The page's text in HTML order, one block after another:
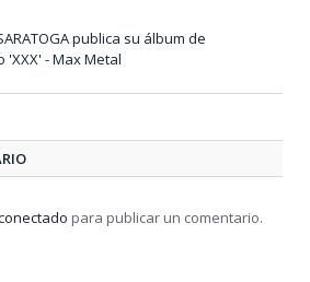
publica su álbum de
'XXX' - Max Metal
para publicar un comentario.